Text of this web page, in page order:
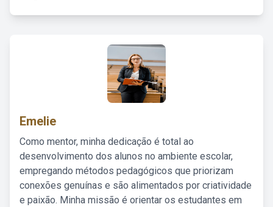
Emelie
Como mentor, minha dedicação é total ao
desenvolvimento dos alunos no ambiente escolar,
empregando métodos pedagógicos que priorizam
conexões genuínas e são alimentados por criatividade
e paixão. Minha missão é orientar os estudantes em